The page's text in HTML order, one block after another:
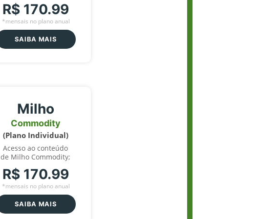
R$ 170.99
*mensais no plano anual
SAIBA MAIS
Milho
Commodity
(Plano Individual)
Acesso ao conteúdo
de Milho Commodity;
R$ 170.99
*mensais no plano anual
SAIBA MAIS